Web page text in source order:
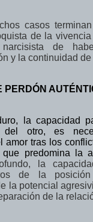
casos
de la
narcisista de
y la continuidad de
PERDÓN
la capacidad
del otro, es
amor tras los
predomina la
,
la
de la
la potencial
de la